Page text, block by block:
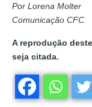
Por Lorena Molter
Comunicação CFC
A reprodução
seja citada.